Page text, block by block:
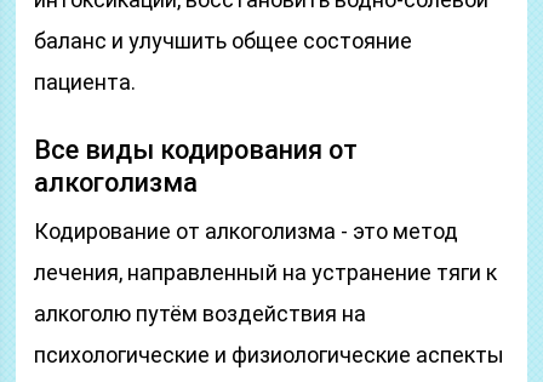
баланс и улучшить общее состояние
пациента.
Все виды кодирования от
алкоголизма
Кодирование от алкоголизма - это метод
лечения, направленный на устранение тяги к
алкоголю путём воздействия на
психологические и физиологические аспекты